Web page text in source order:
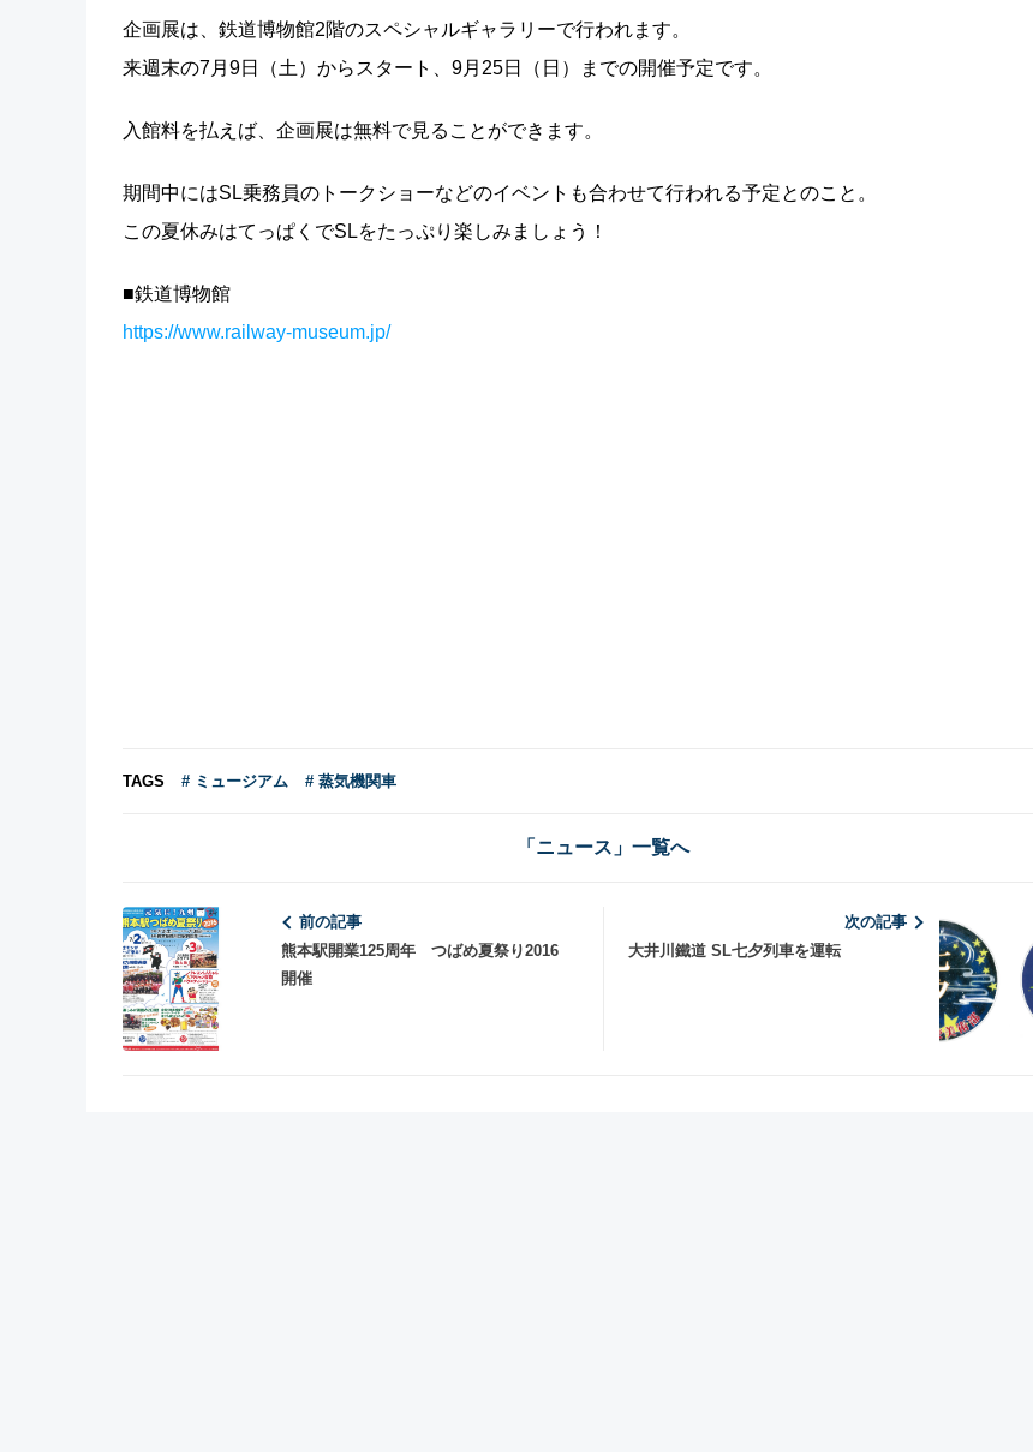
企画展は、鉄道博物館2階のスペシャルギャラリーで行われます。
来週末の7月9日（土）からスタート、9月25日（日）までの開催予定です。
入館料を払えば、企画展は無料で見ることができます。
期間中にはSL乗務員のトークショーなどのイベントも合わせて行われる予定とのこと。
この夏休みはてっぱくでSLをたっぷり楽しみましょう！
■鉄道博物館
https://www.railway-museum.jp/
TAGS # ミュージアム # 蒸気機関車
「ニュース」一覧へ
前の記事
熊本駅開業125周年 つばめ夏祭り2016
開催
次の記事
大井川鐵道 SL七夕列車を運転